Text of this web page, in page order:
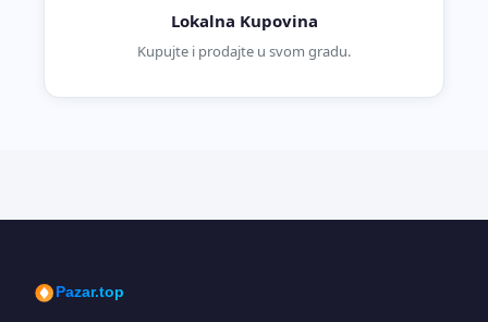
Lokalna Kupovina
Kupujte i prodajte u svom gradu.
Pazar.top